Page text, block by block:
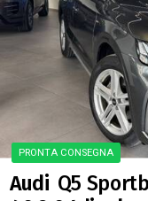
Audi Q5